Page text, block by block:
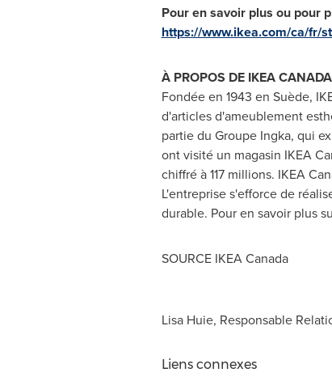
Pour en savoir plus ou pour
https://www.ikea.com/ca/fr/
À PROPOS DE IKEA CANADA
Fondée en 1943 en Suède,
d'articles d'ameublement
partie du Groupe Ingka, qui
ont visité un magasin IKEA
chiffré à 117 millions. IKEA
L'entreprise s'efforce de
durable. Pour en savoir plus
SOURCE IKEA Canada
Lisa Huie, Responsable
Liens connexes